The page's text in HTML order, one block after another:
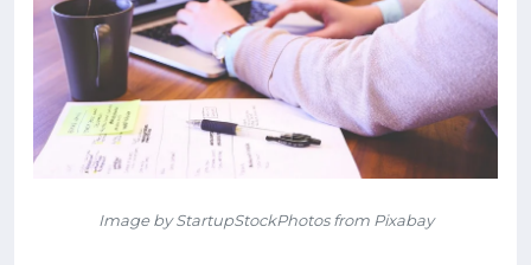
Image by StartupStockPhotos from Pixabay